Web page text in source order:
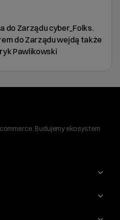
do Zarządu cyber_Folks.
do Zarządu wejdą także
Pawlikowski
Budujemy ekosystem